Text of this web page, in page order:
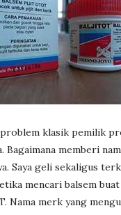
klasik pemilik
Bagaimana memberi
Saya geli sekaligus
mencari balsem
Nama merk yang